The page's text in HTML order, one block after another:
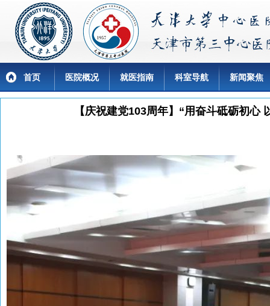
首页 医院概况 就医指南 科室导航 新闻聚焦
【庆祝建党103周年】“用奋斗砥砺初